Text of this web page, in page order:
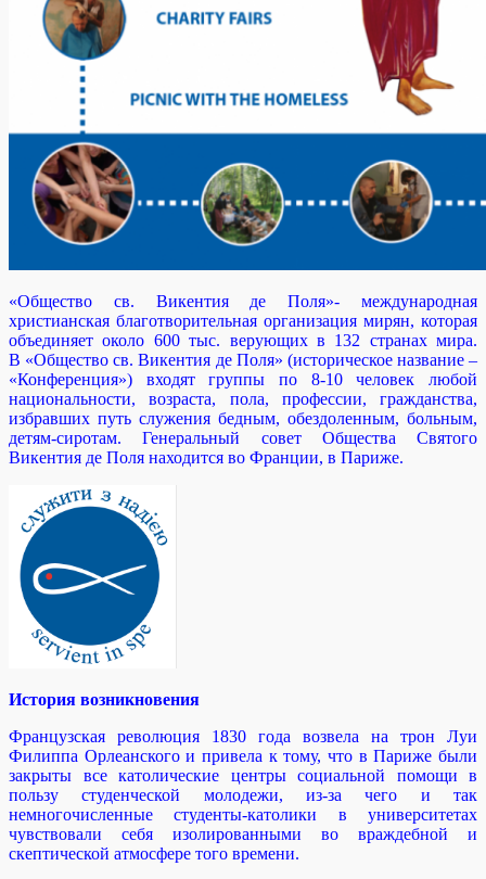
«Общество св. Викентия де Поля»- международная
христианская благотворительная организация мирян, которая
объединяет около 600 тыс. верующих в 132 странах мира.
В «Общество св. Викентия де Поля» (историческое название –
«Конференция») входят группы по 8-10 человек любой
национальности, возраста, пола, профессии, гражданства,
избравших путь служения бедным, обездоленным, больным,
детям-сиротам. Генеральный совет Общества Святого
Викентия де Поля находится во Франции, в Париже.
История возникновения
Французская революция 1830 года возвела на трон Луи
Филиппа Орлеанского и привела к тому, что в Париже были
закрыты все католические центры социальной помощи в
пользу студенческой молодежи, из-за чего и так
немногочисленные студенты-католики в университетах
чувствовали себя изолированными во враждебной и
скептической атмосфере того времени.